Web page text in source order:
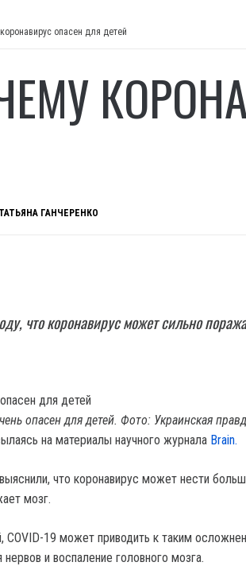
опасен для детей
ТАТЬЯНА ГАНЧЕРЕНКО
что коронавирус может сильно
опасен для детей. Фото: Украинская
на материалы научного журнала Brain.
что коронавирус может нести
мозг.
19 может приводить к таким
и воспаление головного мозга.